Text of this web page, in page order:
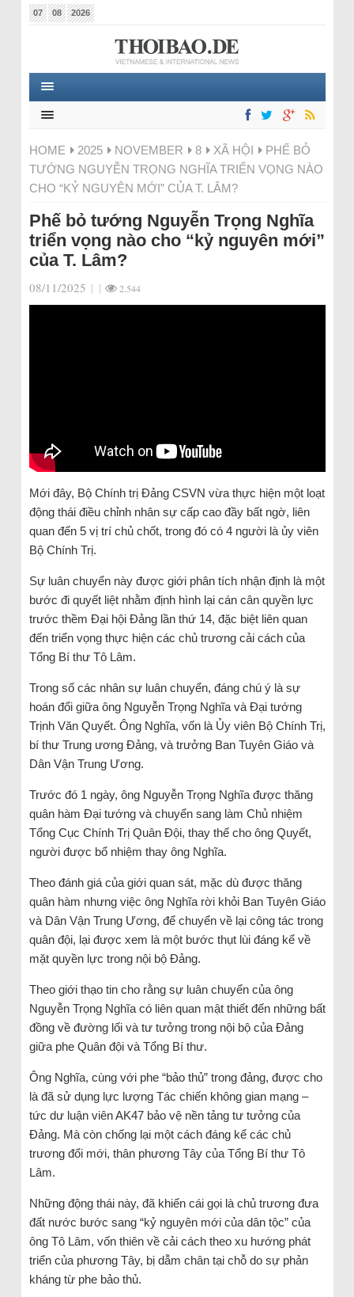
07 08 2026
HOME 2025 NOVEMBER 8 XÃ HỘI
PHẾ BỎ
TƯỚNG NGUYỄN TRỌNG NGHĨA TRIỂN VỌNG NÀO
CHO “KỶ NGUYÊN MỚI” CỦA T. LÂM?
Phế bỏ tướng Nguyễn Trọng Nghĩa
triển vọng nào cho “kỷ nguyên mới”
của T. Lâm?
08/11/2025 | | 2.544
Mới đây, Bộ Chính trị Đảng CSVN vừa thực hiện một loạt
động thái điều chỉnh nhân sự cấp cao đầy bất ngờ, liên
quan đến 5 vị trí chủ chốt, trong đó có 4 người là ủy viên
Bộ Chính Trị.
Sự luân chuyển này được giới phân tích nhận định là một
bước đi quyết liệt nhằm định hình lại cán cân quyền lực
trước thềm Đại hội Đảng lần thứ 14, đặc biệt liên quan
đến triển vọng thực hiện các chủ trương cải cách của
Tổng Bí thư Tô Lâm.
Trong số các nhân sự luân chuyển, đáng chú ý là sự
hoán đổi giữa ông Nguyễn Trọng Nghĩa và Đại tướng
Trịnh Văn Quyết. Ông Nghĩa, vốn là Ủy viên Bộ Chính Trị,
bí thư Trung ương Đảng, và trưởng Ban Tuyên Giáo và
Dân Vận Trung Ương.
Trước đó 1 ngày, ông Nguyễn Trọng Nghĩa được thăng
quân hàm Đại tướng và chuyển sang làm Chủ nhiệm
Tổng Cục Chính Trị Quân Đội, thay thế cho ông Quyết,
người được bổ nhiệm thay ông Nghĩa.
Theo đánh giá của giới quan sát, mặc dù được thăng
quân hàm nhưng việc ông Nghĩa rời khỏi Ban Tuyên Giáo
và Dân Vận Trung Ương, để chuyển về lại công tác trong
quân đội, lại được xem là một bước thụt lùi đáng kể về
mặt quyền lực trong nội bộ Đảng.
Theo giới thạo tin cho rằng sự luân chuyển của ông
Nguyễn Trọng Nghĩa có liên quan mật thiết đến những bất
đồng về đường lối và tư tưởng trong nội bộ của Đảng
giữa phe Quân đội và Tổng Bí thư.
Ông Nghĩa, cùng với phe “bảo thủ” trong đảng, được cho
là đã sử dụng lực lượng Tác chiến không gian mạng –
tức dư luận viên AK47 bảo vệ nền tảng tư tưởng của
Đảng. Mà còn chống lại một cách đáng kể các chủ
trương đổi mới, thân phương Tây của Tổng Bí thư Tô
Lâm.
Những động thái này, đã khiến cái gọi là chủ trương đưa
đất nước bước sang “kỷ nguyên mới của dân tộc” của
ông Tô Lâm, vốn thiên về cải cách theo xu hướng phát
triển của phương Tây, bị dẫm chân tại chỗ do sự phản
kháng từ phe bảo thủ.